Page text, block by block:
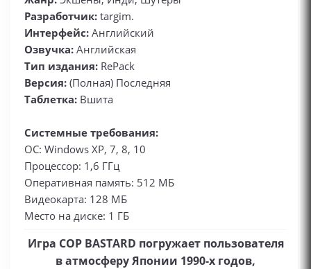
Разработчик: targim.
Интерфейс: Английский
Озвучка: Английская
Тип издания: RePack
Версия: (Полная) Последняя
Таблетка: Вшита
Системные требования:
ОС: Windows XP, 7, 8, 10
Процессор: 1,6 ГГц
Оперативная память: 512 МБ
Видеокарта: 128 МБ
Место на диске: 1 ГБ
Игра COP BASTARD погружает пользователя
в атмосферу Японии 1990‑х годов,